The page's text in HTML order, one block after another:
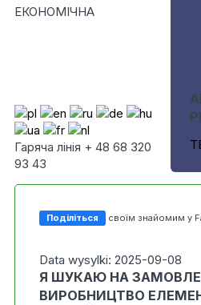
ЕКОНОМІЧНА
Гаряча лінія + 48 68 320
93 43
Поділіться своїм знайомим у
Data wysylki: 2025-09-08
Я ШУКАЮ НА
ВИРОБНИЦТВО